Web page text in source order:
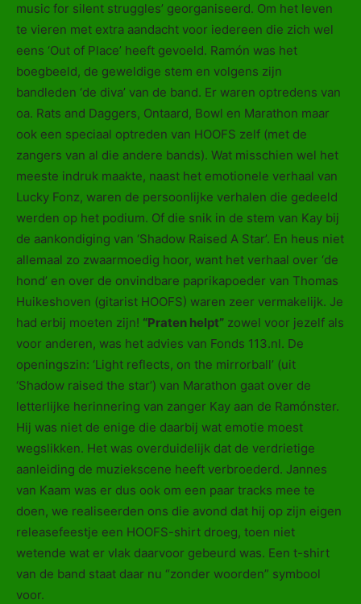
music for silent struggles’ georganiseerd. Om het leven
te vieren met extra aandacht voor iedereen die zich wel
eens ‘Out of Place’ heeft gevoeld. Ramón was het
boegbeeld, de geweldige stem en volgens zijn
bandleden ‘de diva’ van de band. Er waren optredens van
oa. Rats and Daggers, Ontaard, Bowl en Marathon maar
ook een speciaal optreden van HOOFS zelf (met de
zangers van al die andere bands). Wat misschien wel het
meeste indruk maakte, naast het emotionele verhaal van
Lucky Fonz, waren de persoonlijke verhalen die gedeeld
werden op het podium. Of die snik in de stem van Kay bij
de aankondiging van ‘Shadow Raised A Star’. En heus niet
allemaal zo zwaarmoedig hoor, want het verhaal over ‘de
hond’ en over de onvindbare paprikapoeder van Thomas
Huikeshoven (gitarist HOOFS) waren zeer vermakelijk. Je
had erbij moeten zijn! “Praten helpt” zowel voor jezelf als
voor anderen, was het advies van Fonds 113.nl. De
openingszin: ‘Light reflects, on the mirrorball’ (uit
‘Shadow raised the star’) van Marathon gaat over de
letterlijke herinnering van zanger Kay aan de Ramónster.
Hij was niet de enige die daarbij wat emotie moest
wegslikken. Het was overduidelijk dat de verdrietige
aanleiding de muziekscene heeft verbroederd. Jannes
van Kaam was er dus ook om een paar tracks mee te
doen, we realiseerden ons die avond dat hij op zijn eigen
releasefeestje een HOOFS-shirt droeg, toen niet
wetende wat er vlak daarvoor gebeurd was. Een t-shirt
van de band staat daar nu “zonder woorden” symbool
voor.